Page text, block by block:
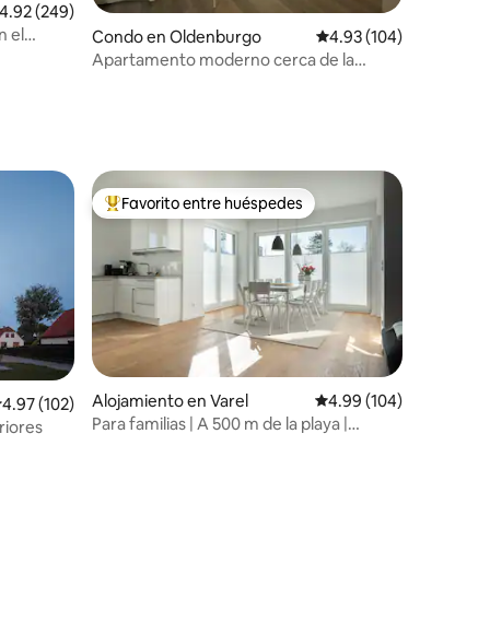
promedio: 4.92 de 5, 249 reseñas
4.92 (249)
el
Condo en Oldenburgo Calificación promedio:
4.93 (104)
Apartamento moderno cerca de la
promedio: 4.97 de 5, 102 reseñas
4.97 (102)
Favorito entre huéspedes preferido
Favorito entre huéspedes
Alojamiento en Varel Calificación promedio:
4.99 (104)
Para familias | A 500 m de la playa |